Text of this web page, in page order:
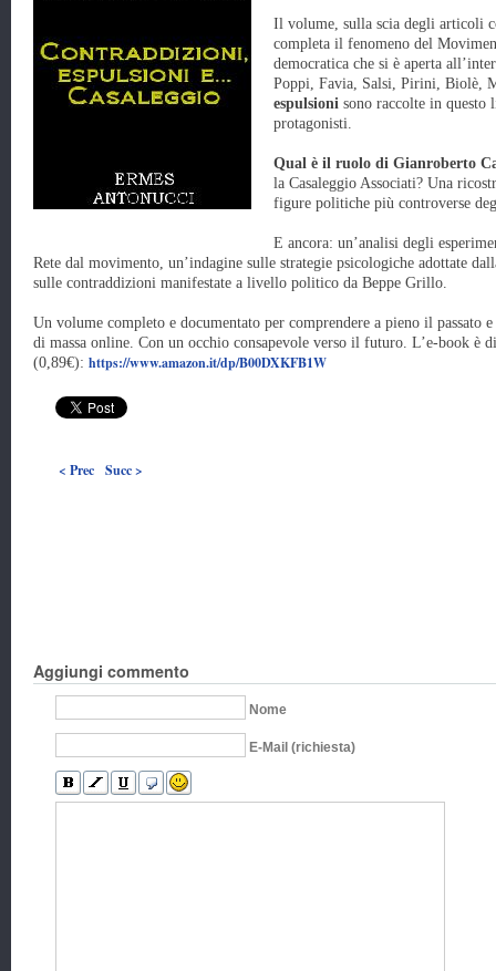
Il volume, sulla scia degli articoli
completa il fenomeno del
democratica che si è aperta
Poppi, Favia, Salsi, Pirini, Biolè,
espulsioni sono raccolte in questo
protagonisti.
Qual è il ruolo di Gianroberto
la Casaleggio Associati? Una
figure politiche più controverse
E ancora: un’analisi degli
Rete dal movimento, un’indagine sulle strategie psicologiche adottate
sulle contraddizioni manifestate a livello politico da Beppe Grillo.
Un volume completo e documentato per comprendere a pieno il passato
di massa online. Con un occhio consapevole verso il futuro. L’e-book è
(0,89€): https://www.amazon.it/dp/B00DXKFB1W
< Prec Succ >
Aggiungi commento
Nome
E-Mail (richiesta)